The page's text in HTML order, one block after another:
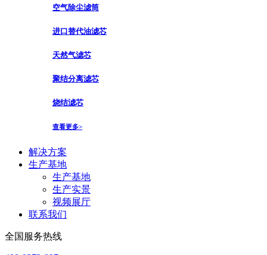
空气除尘滤筒
进口替代油滤芯
天然气滤芯
聚结分离滤芯
烧结滤芯
查看更多>
解决方案
生产基地
生产基地
生产实景
视频展厅
联系我们
全国服务热线